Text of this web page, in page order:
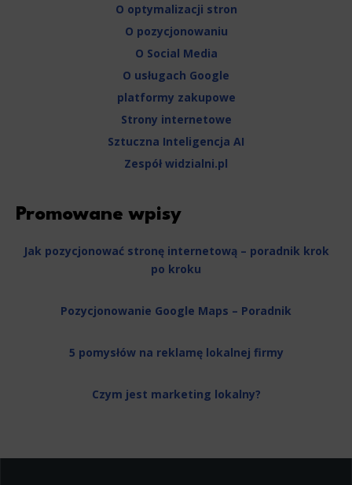
O optymalizacji stron
O pozycjonowaniu
O Social Media
O usługach Google
platformy zakupowe
Strony internetowe
Sztuczna Inteligencja AI
Zespół widzialni.pl
Promowane wpisy
Jak pozycjonować stronę internetową – poradnik krok
po kroku
Pozycjonowanie Google Maps – Poradnik
5 pomysłów na reklamę lokalnej firmy
Czym jest marketing lokalny?